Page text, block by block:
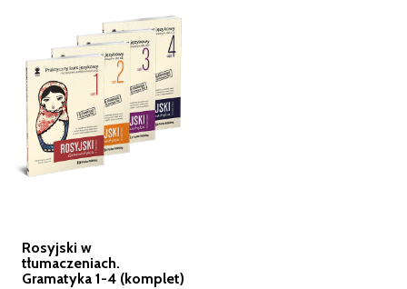
Rosyjski w
tłumaczeniach.
Gramatyka 1-4 (komplet)